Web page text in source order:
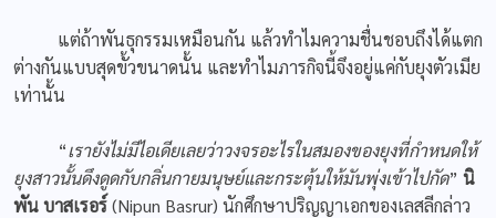
แต่ถ้าพันธุกรรมเหมือนกัน แล้วทำไมความชื่นชอบถึงได้แตก
ต่างกันแบบสุดขั้วขนาดนั้น และทำไมภารกิจนี้จึงอยู่แค่กับยุงตัวเมีย
เท่านั้น
“เรายังไม่มีไอเดียเลยว่าวงจรอะไรในสมองของยุงที่กำหนดให้
ยุงสาวนั้นดึงดูดกับกลิ่นกายมนุษย์และกระตุ้นให้มันพุ่งเข้าไปกัด” นิ
พัน บาสเรอร์(Nipun Basrur) นักศึกษาปริญญาเอกของเลสลีกล่าว